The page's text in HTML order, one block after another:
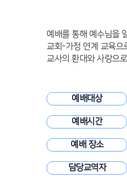
예배를 통해 예수님을
교회-가정 연계 교육으
교사의 환대와 사랑으
예배대상
예배시간
예배 장소
담당교역자